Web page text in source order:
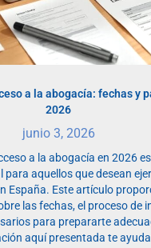
a la abogacía: fechas y
2026
junio 3, 2026
a la abogacía en 2026
aquellos que desean
España. Este artículo
las fechas, el proceso de
para prepararte
aquí presentada te